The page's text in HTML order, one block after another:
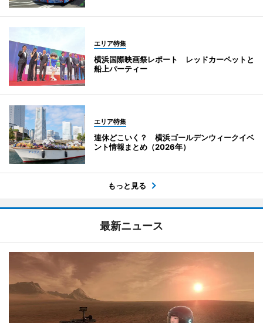
エリア特集
横浜国際映画祭レポート レッドカーペットと
船上パーティー
エリア特集
連休どこいく？ 横浜ゴールデンウィークイベ
ント情報まとめ（2026年）
もっと見る
最新ニュース